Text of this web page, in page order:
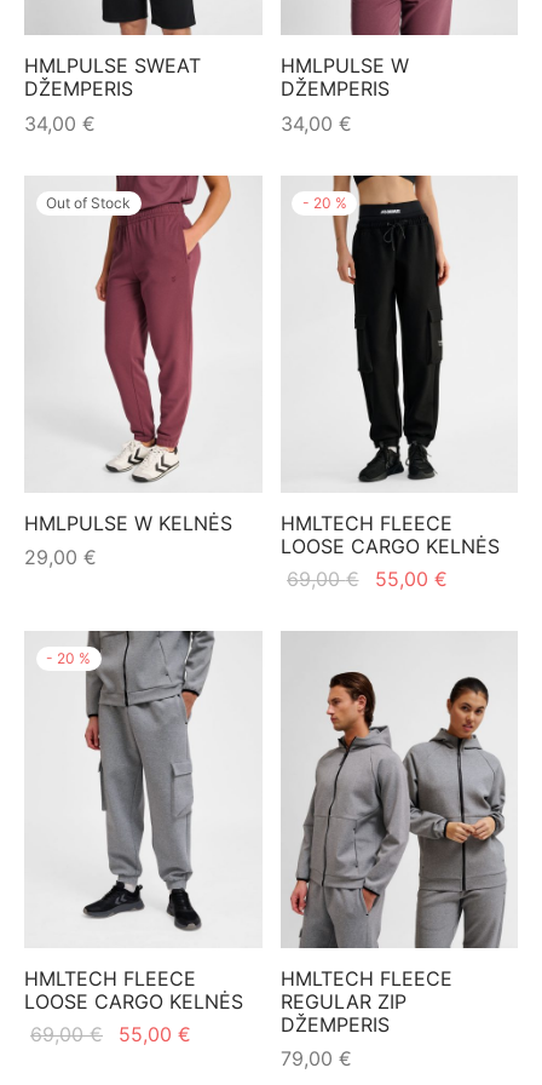
HMLPULSE SWEAT
DŽEMPERIS
34,00 €
HMLPULSE W
DŽEMPERIS
34,00 €
Out of Stock
HMLPULSE W KELNĖS
29,00 €
- 20 %
HMLTECH FLEECE
LOOSE CARGO KELNĖS
69,00€
Original
was:
55,00 €
55,00 €.
- 20 %
HMLTECH FLEECE
LOOSE CARGO KELNĖS
69,00€
Original
55,00 €
HMLTECH FLEECE
REGULAR ZIP
DŽEMPERIS
79,00 €